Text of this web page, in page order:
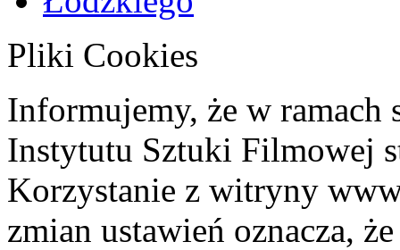
Pliki Cookies
Informujemy, że w ramach
Instytutu Sztuki Filmowej
Korzystanie z witryny
zmian ustawień oznacza,